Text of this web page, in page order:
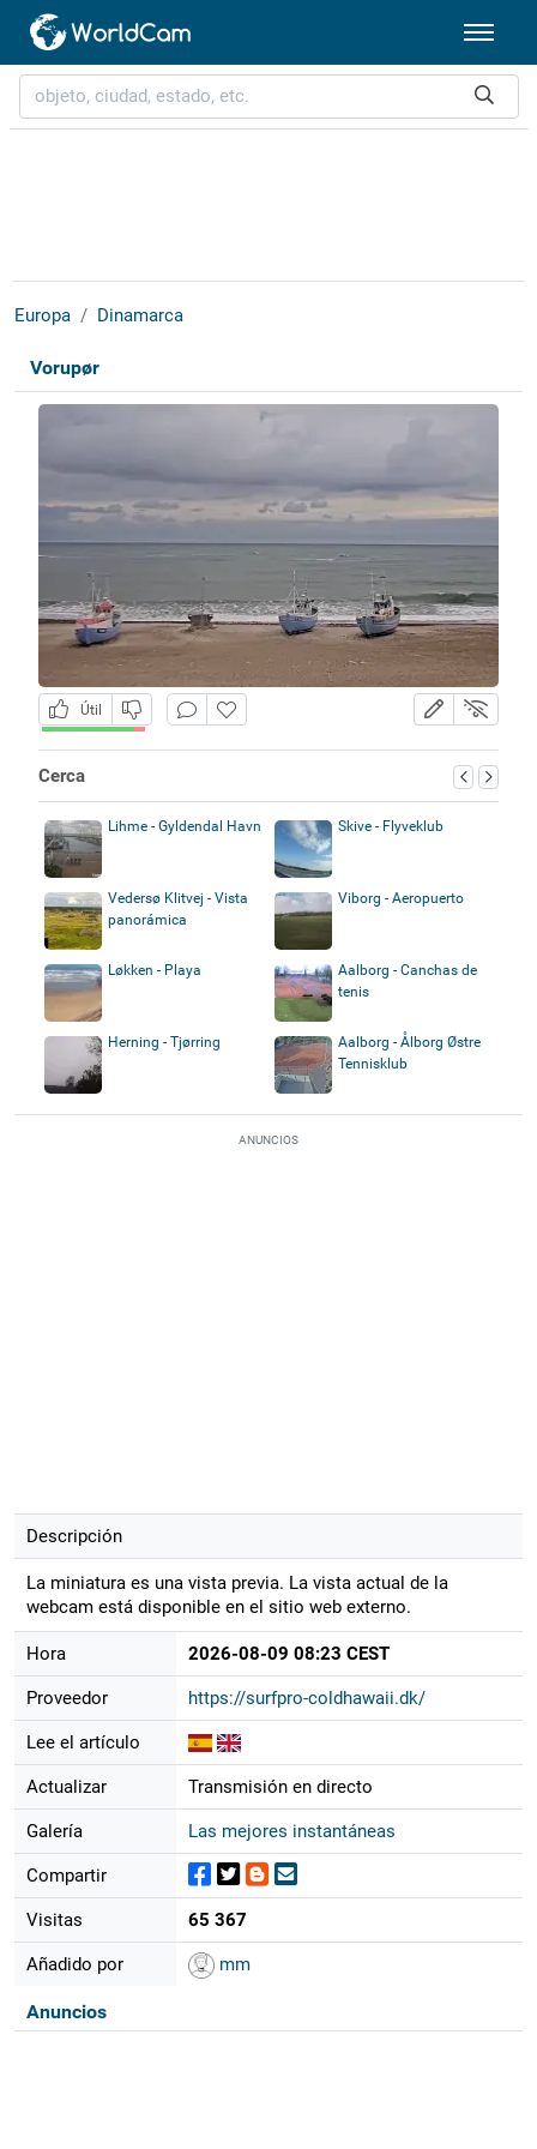
Europa Dinamarca
Vorupør
Útil
Cerca
Lihme - Gyldendal Havn Skive - Flyveklub
Vedersø Klitvej - Vista
panorámica
Viborg - Aeropuerto
Løkken - Playa
Aalborg - Canchas de
tenis
Herning - Tjørring
Aalborg - Ålborg Østre
Tennisklub
ANUNCIOS
Descripción
La miniatura es una vista previa. La vista actual de la
webcam está disponible en el sitio web externo.
Hora 2026-08-09 08:23 CEST
Proveedor https://surfpro-coldhawaii.dk/
Lee el artículo
Actualizar Transmisión en directo
Galería Las mejores instantáneas
Compartir
Visitas 65 367
Añadido por mm
Anuncios